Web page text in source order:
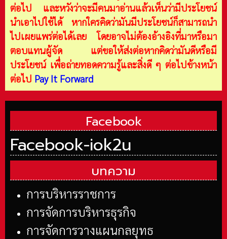
ต่อไป และหวังว่าจะมีคนมาอ่านแล้วเห็นว่ามีประโยชน์
นำเอาไปใช้ได้ หากใครคิดว่ามันมีประโยชน์ก็สามารถนำ
ไปเผยแพร่ต่อได้เลย โดยอาจไม่ต้องอ้างอิงที่มาหรือมา
ตอบแทนผู้จัด แต่ขอให้ส่งต่อหากคิดว่ามันดีหรือมี
ประโยชน์ เพื่อถ่ายทอดความรู้และสิ่งดี ๆ ต่อไปข้างหน้า
ต่อไป Pay It Forward
Facebook
Facebook-iok2u
บทความ
การบริหารราชการ
การจัดการบริหารธุรกิจ
การจัดการวางแผนกลยุทธ